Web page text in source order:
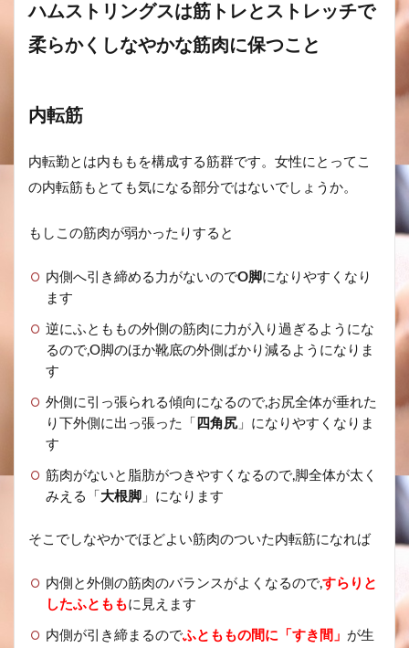
ハムストリングスは筋トレとストレッチで
柔らかくしなやかな筋肉に保つこと
内転筋
内転勤とは内ももを構成する筋群です。女性にとってこ
の内転筋もとても気になる部分ではないでしょうか。
もしこの筋肉が弱かったりすると
内側へ引き締める力がないのでO脚になりやすくなり
ます
逆にふとももの外側の筋肉に力が入り過ぎるようにな
るので,O脚のほか靴底の外側ばかり減るようになりま
す
外側に引っ張られる傾向になるので,お尻全体が垂れた
り下外側に出っ張った「 四角尻」になりやすくなりま
す
筋肉がないと脂肪がつきやすくなるので,脚全体が太く
みえる「 大根脚」になります
そこでしなやかでほどよい筋肉のついた内転筋になれば
内側と外側の筋肉のバランスがよくなるので,すらりと
したふとももに見えます
内側が引き締まるのでふとももの間に「すき間」 が生